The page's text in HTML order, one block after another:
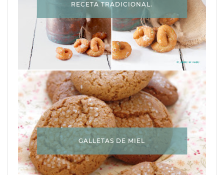
RECETA TRADICIONAL.
GALLETAS DE MIEL